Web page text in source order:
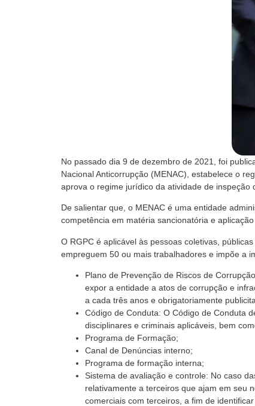
No passado dia 9 de dezembro de 2021, foi
Nacional Anticorrupção (MENAC), estabelece o
aprova o regime jurídico da atividade de inspeção
De salientar que, o MENAC é uma entidade
competência em matéria sancionatória e aplicação
O RGPC é aplicável às pessoas coletivas,
empreguem 50 ou mais trabalhadores e impõe a
Plano de Prevenção de Riscos de
expor a entidade a atos de corrupção e
a cada três anos e obrigatoriamente
Código de Conduta: O Código de Conduta
disciplinares e criminais aplicáveis, bem
Programa de Formação;
Canal de Denúncias interno;
Programa de formação interna;
Sistema de avaliação e controle: No caso
relativamente a terceiros que ajam em seu
comerciais com terceiros, a fim de